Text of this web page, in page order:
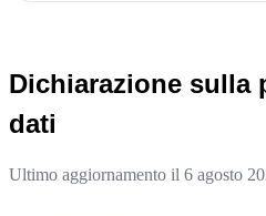
Dichiarazione sulla
dati
Ultimo aggiornamento il 6 agosto